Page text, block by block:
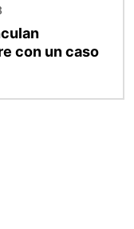
con un caso